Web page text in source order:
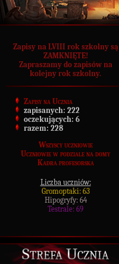
Zapisy na LVIII rok szkolny są
ZAMKNIĘTE!
Zapraszamy do zapisów na
kolejny rok szkolny.
Zapisy na Ucznia
zapisanych: 222
oczekujących: 6
razem: 228
Wszyscy uczniowie
Uczniowie w podziale na domy
Kadra profesorska
Liczba uczniów:
Gromoptaki: 63
Hipogryfy: 64
Testrale: 69
Strefa Ucznia